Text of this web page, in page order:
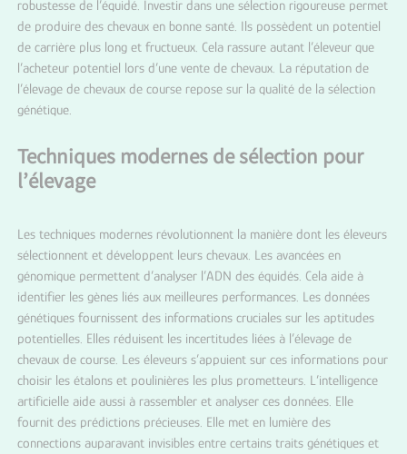
robustesse de l’équidé. Investir dans une sélection rigoureuse permet
de produire des chevaux en bonne santé. Ils possèdent un potentiel
de carrière plus long et fructueux. Cela rassure autant l’éleveur que
l’acheteur potentiel lors d’une vente de chevaux. La réputation de
l’élevage de chevaux de course repose sur la qualité de la sélection
génétique.
Techniques modernes de sélection pour
l’élevage
Les techniques modernes révolutionnent la manière dont les éleveurs
sélectionnent et développent leurs chevaux. Les avancées en
génomique permettent d’analyser l’ADN des équidés. Cela aide à
identifier les gènes liés aux meilleures performances. Les données
génétiques fournissent des informations cruciales sur les aptitudes
potentielles. Elles réduisent les incertitudes liées à l’élevage de
chevaux de course. Les éleveurs s’appuient sur ces informations pour
choisir les étalons et poulinières les plus prometteurs. L’intelligence
artificielle aide aussi à rassembler et analyser ces données. Elle
fournit des prédictions précieuses. Elle met en lumière des
connections auparavant invisibles entre certains traits génétiques et